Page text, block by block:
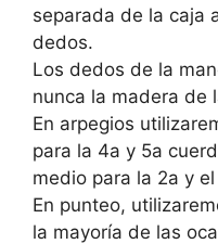
separada de la caja
dedos.
Los dedos de la
nunca la madera de
En arpegios
para la 4a y 5a
medio para la 2a y
En punteo,
la mayoría de las